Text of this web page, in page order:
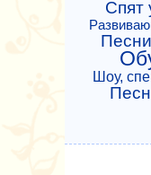
Спят
Шоу,